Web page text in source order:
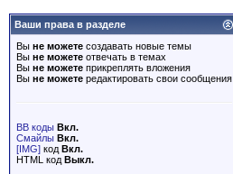
Ваши права в разделе
Вы не можете создавать новые темы
Вы не можете отвечать в темах
Вы не можете прикреплять вложения
Вы не можете редактировать свои сообщения
BB коды Вкл.
Смайлы Вкл.
[IMG] код Вкл.
HTML код Выкл.